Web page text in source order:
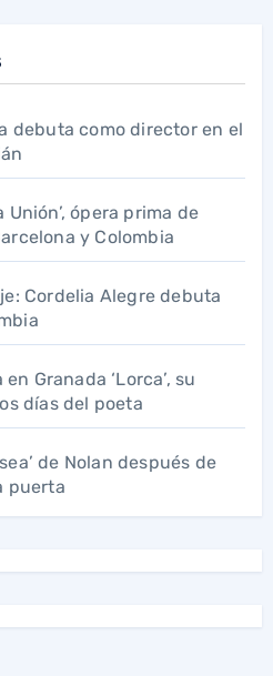
debuta como director en el
Unión’, ópera prima de
y Colombia
Cordelia Alegre debuta
Granada ‘Lorca’, su
días del poeta
de Nolan después de
puerta